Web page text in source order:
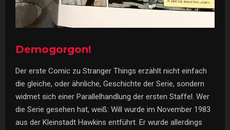
Demogorgon!
Der erste Comic zu Stranger Things erzählt nicht einfach
die gleiche, oder ähnliche, Geschichte der Serie, sondern
widmet sich einer Parallelhandlung der ersten Staffel. Wer
die Serie gesehen hat, weiß: Will wurde im November 1983
aus der Kleinstadt Hawkins entführt. Er wurde allerdings